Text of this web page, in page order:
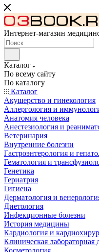
Интернет-магазин
Каталог
По всему сайту
По каталогу
Каталог
Акушерство и гинекология
Аллергология и
Анатомия человека
Анестезиология и
Ветеринария
Внутренние болезни
Гастроэнтерология и
Гематология и
Генетика
Гериатрия
Гигиена
Дерматология и
Диетология
Инфекционные болезни
История медицины
Кардиология и
Клиническая лабораторная
Косметология